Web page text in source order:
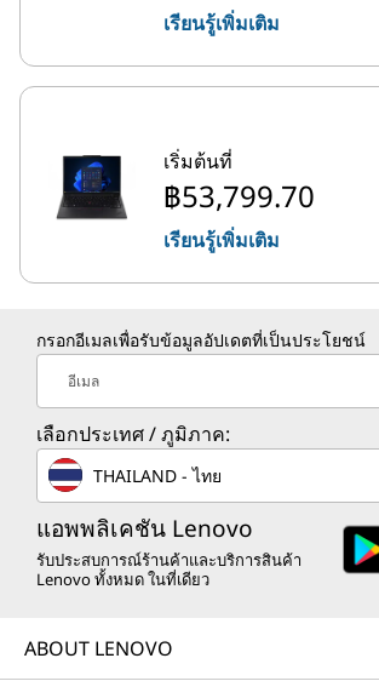
เรียนรู้เพิ่มเติม
เริ่มต้นที่
฿53,799.70
เรียนรู้เพิ่มเติม
กรอกอีเมลเพื่อรับข้อมูลอัปเดตที่เป็นประโยชน์
อีเมล
เลือกประเทศ / ภูมิภาค:
THAILAND - ไทย
แอพพลิเคชัน Lenovo
รับประสบการณ์ร้านค้าและบริการสินค้า
Lenovo ทั้งหมด ในที่เดียว
ABOUT LENOVO